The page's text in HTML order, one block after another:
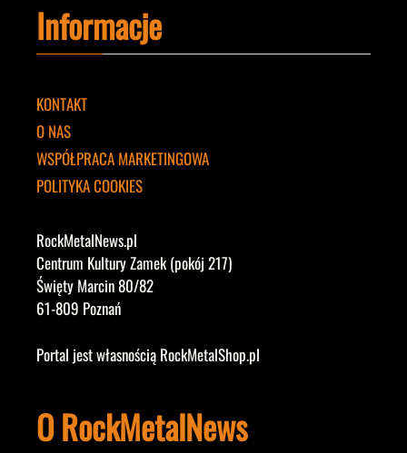
Informacje
KONTAKT
O NAS
WSPÓŁPRACA MARKETINGOWA
POLITYKA COOKIES
RockMetalNews.pl
Centrum Kultury Zamek (pokój 217)
Święty Marcin 80/82
61-809 Poznań
Portal jest własnością RockMetalShop.pl
O RockMetalNews